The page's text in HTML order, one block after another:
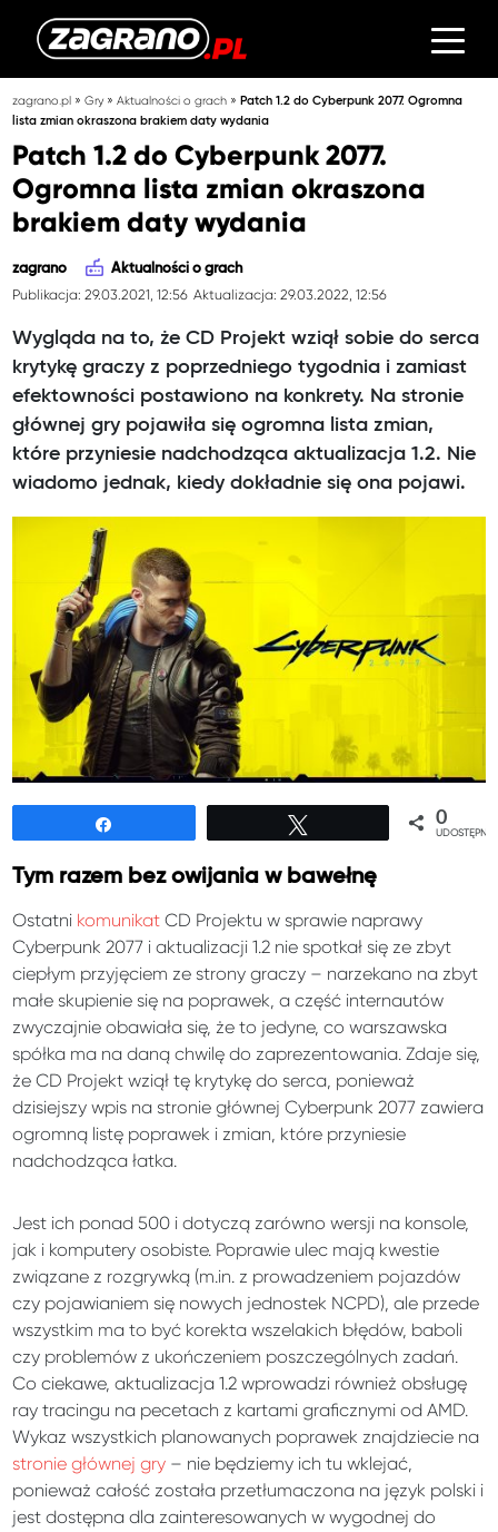
zagrano.pl »Gry»Aktualności o grach »Patch 1.2 do Cyberpunk 2077. Ogromna
lista zmian okraszona brakiem daty wydania
Patch 1.2 do Cyberpunk 2077.
Ogromna lista zmian okraszona
brakiem daty wydania
zagrano Aktualności o grach
Publikacja: 29.03.2021, 12:56 Aktualizacja: 29.03.2022, 12:56
Wygląda na to, że CD Projekt wziął sobie do serca
krytykę graczy z poprzedniego tygodnia i zamiast
efektowności postawiono na konkrety. Na stronie
głównej gry pojawiła się ogromna lista zmian,
które przyniesie nadchodząca aktualizacja 1.2. Nie
wiadomo jednak, kiedy dokładnie się ona pojawi.
0
Tym razem bez owijania w bawełnę
Ostatni komunikat CD Projektu w sprawie naprawy
Cyberpunk 2077 i aktualizacji 1.2 nie spotkał się ze zbyt
ciepłym przyjęciem ze strony graczy – narzekano na zbyt
małe skupienie się na poprawek, a część internautów
zwyczajnie obawiała się, że to jedyne, co warszawska
spółka ma na daną chwilę do zaprezentowania. Zdaje się,
że CD Projekt wziął tę krytykę do serca, ponieważ
dzisiejszy wpis na stronie głównej Cyberpunk 2077 zawiera
ogromną listę poprawek i zmian, które przyniesie
nadchodząca łatka.
Jest ich ponad 500 i dotyczą zarówno wersji na konsole,
jak i komputery osobiste. Poprawie ulec mają kwestie
związane z rozgrywką (m.in. z prowadzeniem pojazdów
czy pojawianiem się nowych jednostek NCPD), ale przede
wszystkim ma to być korekta wszelakich błędów, baboli
czy problemów z ukończeniem poszczególnych zadań.
Co ciekawe, aktualizacja 1.2 wprowadzi również obsługę
ray tracingu na pecetach z kartami graficznymi od AMD.
Wykaz wszystkich planowanych poprawek znajdziecie na
stronie głównej gry – nie będziemy ich tu wklejać,
ponieważ całość została przetłumaczona na język polski i
jest dostępna dla zainteresowanych w wygodnej do